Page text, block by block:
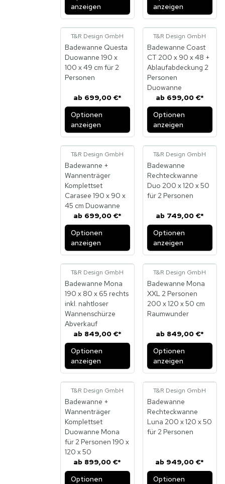
anzeigen
anzeigen
T&R Design GmbH
Badewanne Questa
Duowanne 190 x
100 x 49 cm für 2
Personen
ab 699,00 €*
Optionen
anzeigen
T&R Design GmbH
Badewanne Coast
CT 200 x 90 x 48 +
Ablaufabdeckung 2
Personen
Duowanne
ab 699,00 €*
Optionen
anzeigen
T&R Design GmbH
Badewanne +
Wannenträger
Komplettset
Carasee 190 x 90 x
45 cm Duowanne
ab 699,00 €*
Optionen
anzeigen
T&R Design GmbH
Badewanne
Rechteckwanne
Duo 200 x 120 x 50
für 2 Personen
ab 749,00 €*
Optionen
anzeigen
T&R Design GmbH
Badewanne Mona
190 x 80 x 65 rechts
inkl. nahtloser
Wannenschürze
Abverkauf
ab 849,00 €*
Optionen
anzeigen
T&R Design GmbH
Badewanne Mona
XXL 2 Personen
200 x 120 x 50 cm
Raumwunder
ab 849,00 €*
Optionen
anzeigen
T&R Design GmbH
Badewanne +
Wannenträger
Komplettset
Duowanne Mona
für 2 Personen 190 x
120 x 50
ab 899,00 €*
Optionen
T&R Design GmbH
Badewanne
Rechteckwanne
Luna 200 x 120 x 50
für 2 Personen
ab 949,00 €*
Optionen